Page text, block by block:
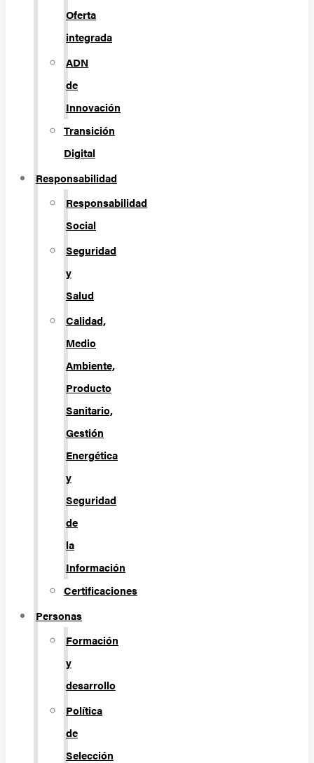
Oferta
integrada
ADN
de
Innovación
Transición
Digital
Responsabilidad
Responsabilidad
Social
Seguridad
y
Salud
Calidad,
Medio
Ambiente,
Producto
Sanitario,
Gestión
Energética
y
Seguridad
de
la
Información
Certificaciones
Personas
Formación
y
desarrollo
Política
de
Selección